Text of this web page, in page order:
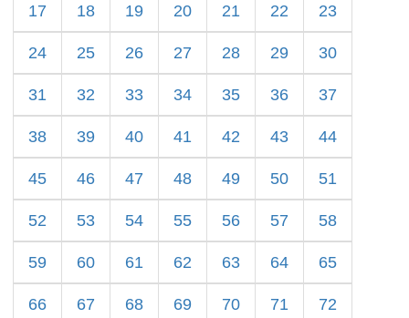
17 18 19 20 21 22 23
24 25 26 27 28 29 30
31 32 33 34 35 36 37
38 39 40 41 42 43 44
45 46 47 48 49 50 51
52 53 54 55 56 57 58
59 60 61 62 63 64 65
66 67 68 69 70 71 72